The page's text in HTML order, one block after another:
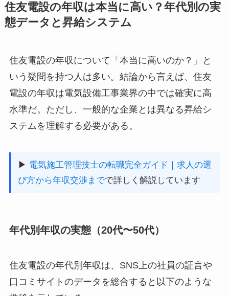
住友電設の年収は本当に高い？年代別の実
態データと昇給システム
住友電設の年収について「本当に高いのか？」と
いう疑問を持つ人は多い。結論から言えば、住友
電設の年収は電気設備工事業界の中では確実に高
水準だ。ただし、一般的な企業とは異なる昇給シ
ステムを理解する必要がある。
▶ 電気施工管理技士の転職完全ガイド｜求人の選
び方から年収交渉までで詳しく解説しています
年代別年収の実態（20代〜50代）
住友電設の年代別年収は、SNS上の社員の証言や
口コミサイトのデータを総合すると以下のような